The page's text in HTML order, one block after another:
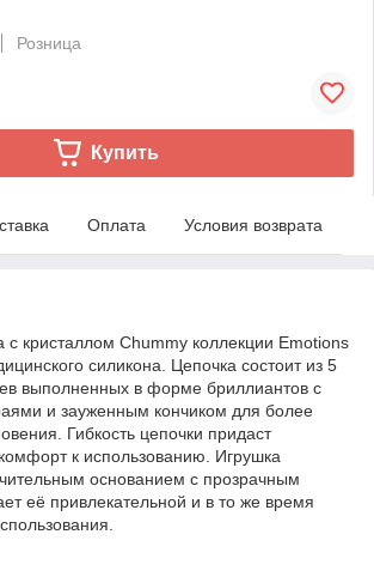
Розница
Купить
Оплата Условия возврата
с кристаллом Chummy коллекции Emotions
силикона. Цепочка состоит из 5
выполненных в форме бриллиантов с
и зауженным кончиком для более
Гибкость цепочки придаст
к использованию. Игрушка
основанием с прозрачным
её привлекательной и в то же время